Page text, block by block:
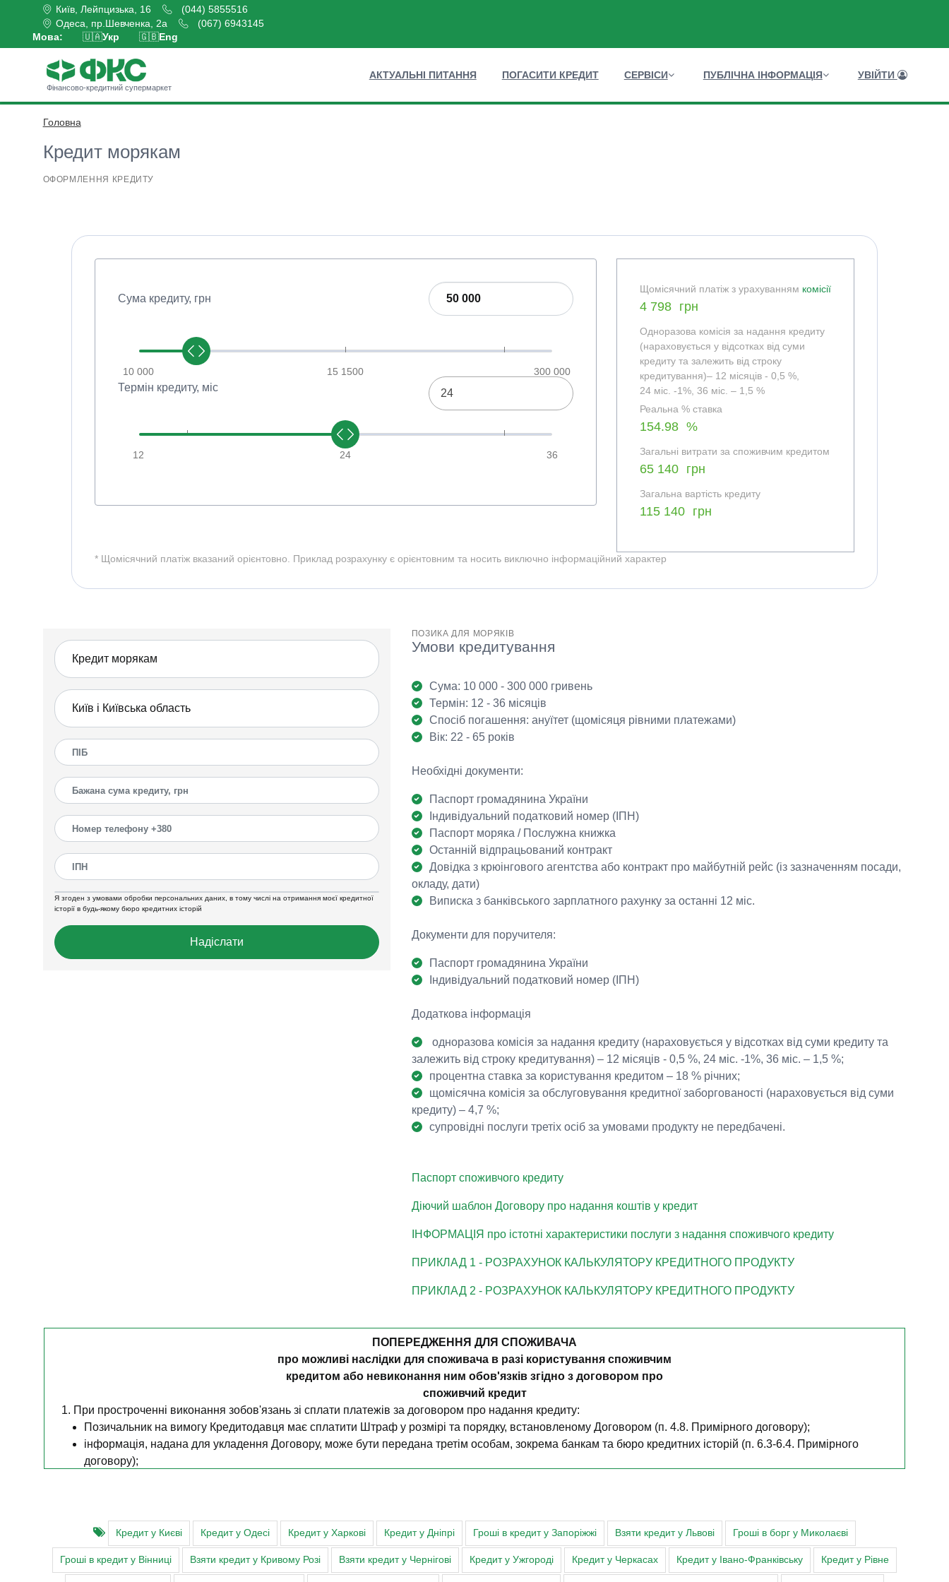
Київ, Лейпцизька, 16
(044) 5855516
Одеса, пр.Шевченка, 2а
(067) 6943145
Мова: 🇺🇦Укр 🇬🇧Eng
Фінансово-кредитний супермаркет
АКТУАЛЬНІ ПИТАННЯ ПОГАСИТИ КРЕДИТ СЕРВІСИ ПУБЛІЧНА ІНФОРМАЦІЯ УВІЙТИ
Головна
Кредит морякам
ОФОРМЛЕННЯ КРЕДИТУ
Сума кредиту, грн
10 000 15 1500 300 000
Термін кредиту, мic 24
12 24 36
Щомісячний платіж з урахуванням комісії
4 798 грн
Одноразова комісія за надання кредиту
(нараховується у відсотках від суми
кредиту та залежить від строку
кредитування)– 12 місяців - 0,5 %,
24 міс. -1%, 36 міс. – 1,5 %
Реальна % ставка
154.98 %
Загальні витрати за споживчим кредитом
65 140 грн
Загальна вартість кредиту
115 140 грн
* Щомісячний платіж вказаний орієнтовно. Приклад розрахунку є орієнтовним та носить виключно інформаційний характер
Я згоден з умовами обробки персональних даних, в тому числі на отримання моєї кредитної
історії в будь-якому бюро кредитних історій
Надіслати
ПОЗИКА ДЛЯ МОРЯКІВ
Умови кредитування
Сума: 10 000 - 300 000 гривень
Термін: 12 - 36 місяців
Спосіб погашення: ануїтет (щомісяця рівними платежами)
Вік: 22 - 65 років
Необхідні документи:
Паспорт громадянина України
Індивідуальний податковий номер (ІПН)
Паспорт моряка / Послужна книжка
Останній відпрацьований контракт
Довідка з крюінгового агентства або контракт про майбутній рейс (із зазначенням посади,
окладу, дати)
Виписка з банківського зарплатного рахунку за останні 12 міс.
Документи для поручителя:
Паспорт громадянина України
Індивідуальний податковий номер (ІПН)
Додаткова інформація
одноразова комісія за надання кредиту (нараховується у відсотках від суми кредиту та
залежить від строку кредитування) – 12 місяців - 0,5 %, 24 міс. -1%, 36 міс. – 1,5 %;
процентна ставка за користування кредитом – 18 % річних;
щомісячна комісія за обслуговування кредитної заборгованості (нараховується від суми
кредиту) – 4,7 %;
супровідні послуги третіх осіб за умовами продукту не передбачені.
Паспорт споживчого кредиту
Діючий шаблон Договору про надання коштів у кредит
ІНФОРМАЦІЯ про істотні характеристики послуги з надання споживчого кредиту
ПРИКЛАД 1 - РОЗРАХУНОК КАЛЬКУЛЯТОРУ КРЕДИТНОГО ПРОДУКТУ
ПРИКЛАД 2 - РОЗРАХУНОК КАЛЬКУЛЯТОРУ КРЕДИТНОГО ПРОДУКТУ
ПОПЕРЕДЖЕННЯ ДЛЯ СПОЖИВАЧА
про можливі наслідки для споживача в разі користування споживчим
кредитом або невиконання ним обов'язків згідно з договором про
споживчий кредит
1. При простроченні виконання зобов'язань зі сплати платежів за договором про надання кредиту:
Позичальник на вимогу Кредитодавця має сплатити Штраф у розмірі та порядку, встановленому Договором (п. 4.8. Примірного договору);
інформація, надана для укладення Договору, може бути передана третім особам, зокрема банкам та бюро кредитних історій (п. 6.3-6.4. Примірного
договору);
може бути прискорено погашення заборгованості на вимогу Кредитодавця у порядку та строки, встановлені Договором (п. 3.2.4.. Примірного договору);
Кредитодавець може звертатися до Позичальника та третіх осіб (контактним особам) Позичальника, які були ним вказані при укладенні Договору (3.2.8.
Примірного договору);
Кредит у Києві Кредит у Одесі Кредит у Харкові Кредит у Дніпрі Гроші в кредит у Запоріжжі Взяти кредит у Львові Гроші в борг у Миколаєві
Гроші в кредит у Вінниці Взяти кредит у Кривому Розі Взяти кредит у Чернігові Кредит у Ужгороді Кредит у Черкасах Кредит у Івано-Франківську Кредит у Рівне